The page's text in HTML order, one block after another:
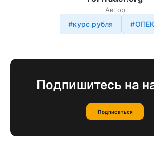
Автор
#курс рубля
Подпишитесь на
Подписаться